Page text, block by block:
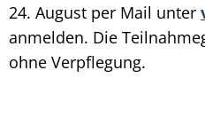
24. August per Mail unter
anmelden. Die
ohne Verpflegung.